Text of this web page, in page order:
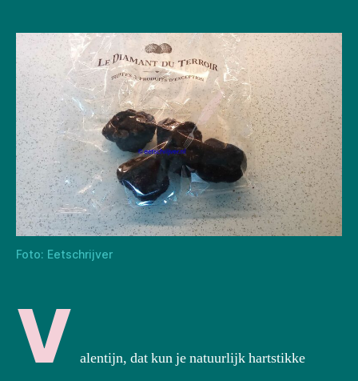
Foto: Eetschrijver
V alentijn, dat kun je natuurlijk hartstikke